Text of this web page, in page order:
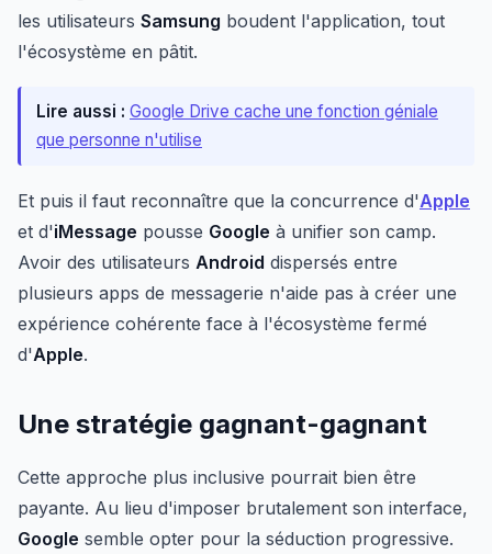
les utilisateurs Samsung boudent l'application, tout
l'écosystème en pâtit.
Lire aussi : Google Drive cache une fonction géniale
que personne n'utilise
Et puis il faut reconnaître que la concurrence d'Apple
et d'iMessage pousse Google à unifier son camp.
Avoir des utilisateurs Android dispersés entre
plusieurs apps de messagerie n'aide pas à créer une
expérience cohérente face à l'écosystème fermé
d'Apple.
Une stratégie gagnant-gagnant
Cette approche plus inclusive pourrait bien être
payante. Au lieu d'imposer brutalement son interface,
Google semble opter pour la séduction progressive.